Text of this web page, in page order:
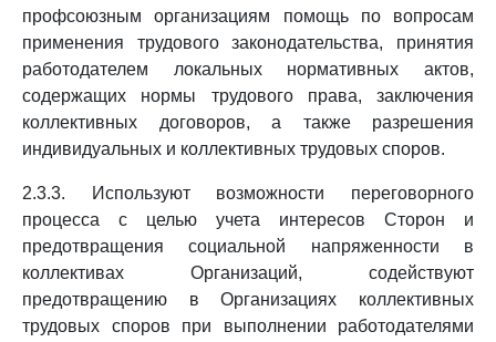
профсоюзным организациям помощь по вопросам
применения трудового законодательства, принятия
работодателем локальных нормативных актов,
содержащих нормы трудового права, заключения
коллективных договоров, а также разрешения
индивидуальных и коллективных трудовых споров.
2.3.3. Используют возможности переговорного
процесса с целью учета интересов Сторон и
предотвращения социальной напряженности в
коллективах Организаций, содействуют
предотвращению в Организациях коллективных
трудовых споров при выполнении работодателями